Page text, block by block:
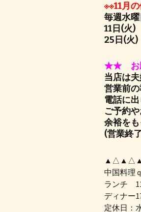
※※11月
毎週水曜
11日(火)
25日(火)
★★ お
当店は
営業前
電話に
ご予約
余裕をも
(営業終
中国料理
ランチ 11
ディナー
定休日：